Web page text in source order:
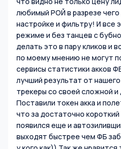
любимый РОЙ в разрезе чего
настройке и фильтру! И
режиме и без танцев с
делать это в пару кликов и
по моему мнению не могут
сервисы статистики акков
лучший результат от
трекеры со своей сложной и
Поставили токен акка и
что за достаточно
появился еще и
выходят быстрее чем ФБ